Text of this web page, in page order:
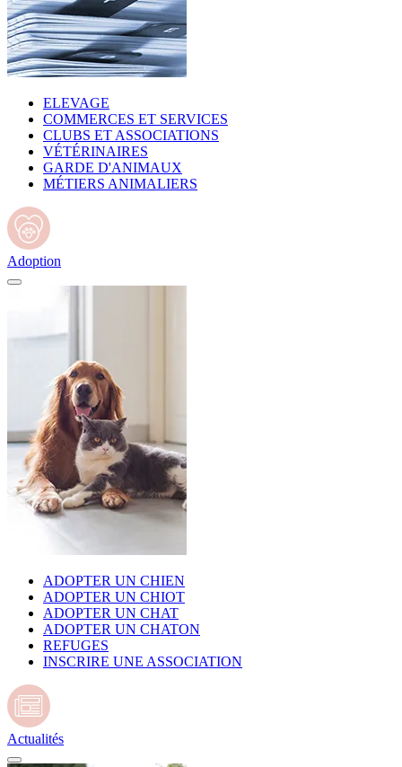
ELEVAGE
COMMERCES ET SERVICES
CLUBS ET ASSOCIATIONS
VÉTÉRINAIRES
GARDE D'ANIMAUX
MÉTIERS ANIMALIERS
Adoption
ADOPTER UN CHIEN
ADOPTER UN CHIOT
ADOPTER UN CHAT
ADOPTER UN CHATON
REFUGES
INSCRIRE UNE ASSOCIATION
Actualités